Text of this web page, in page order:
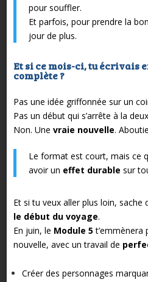
pour souffler.
Et parfois, pour prendre la
jour de plus.
Et si ce mois-ci, tu écrivais
complète ?
Pas une idée griffonnée sur un
Pas un début qui s’arrête à la
Non. Une vraie nouvelle.
Le format est court, mais ce
avoir un effet durable sur
Et si tu veux aller plus loin, sache
le début du voyage.
En juin, le Module 5t’emmènera
nouvelle, avec un travail de
Créer des personnages